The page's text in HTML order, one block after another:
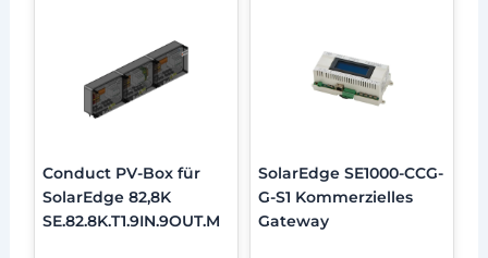
Conduct PV-Box für
SolarEdge 82,8K
SE.82.8K.T1.9IN.9OUT.M
SolarEdge SE1000-CCG-
G-S1 Kommerzielles
Gateway